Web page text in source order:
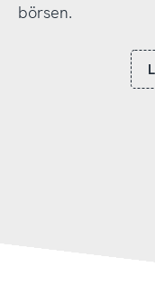
börsen.